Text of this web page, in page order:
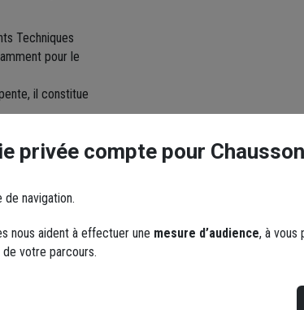
Techniques
pour le
il constitue
privée compte pour Chausson
navigation.
nous aident à effectuer une mesure d’audience, à vous
de votre parcours.